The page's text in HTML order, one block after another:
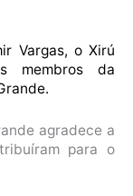
Vargas, o Xirú
membros da
agradece a
para o